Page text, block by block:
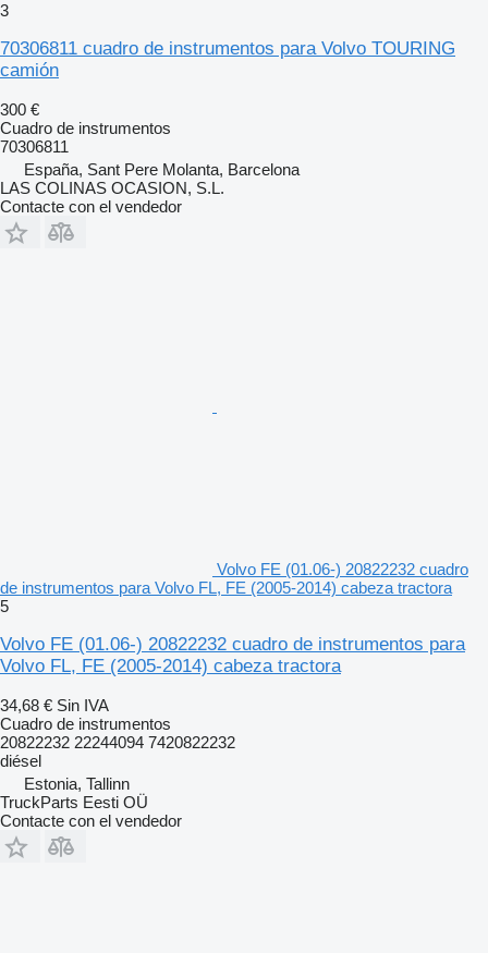
3
70306811 cuadro de instrumentos para Volvo TOURING
camión
300 €
Cuadro de instrumentos
70306811
España, Sant Pere Molanta, Barcelona
LAS COLINAS OCASION, S.L.
Contacte con el vendedor
Volvo FE (01.06-) 20822232 cuadro
de instrumentos para Volvo FL, FE (2005-2014) cabeza tractora
5
Volvo FE (01.06-) 20822232 cuadro de instrumentos para
Volvo FL, FE (2005-2014) cabeza tractora
34,68 € Sin IVA
Cuadro de instrumentos
20822232 22244094 7420822232
diésel
Estonia, Tallinn
TruckParts Eesti OÜ
Contacte con el vendedor